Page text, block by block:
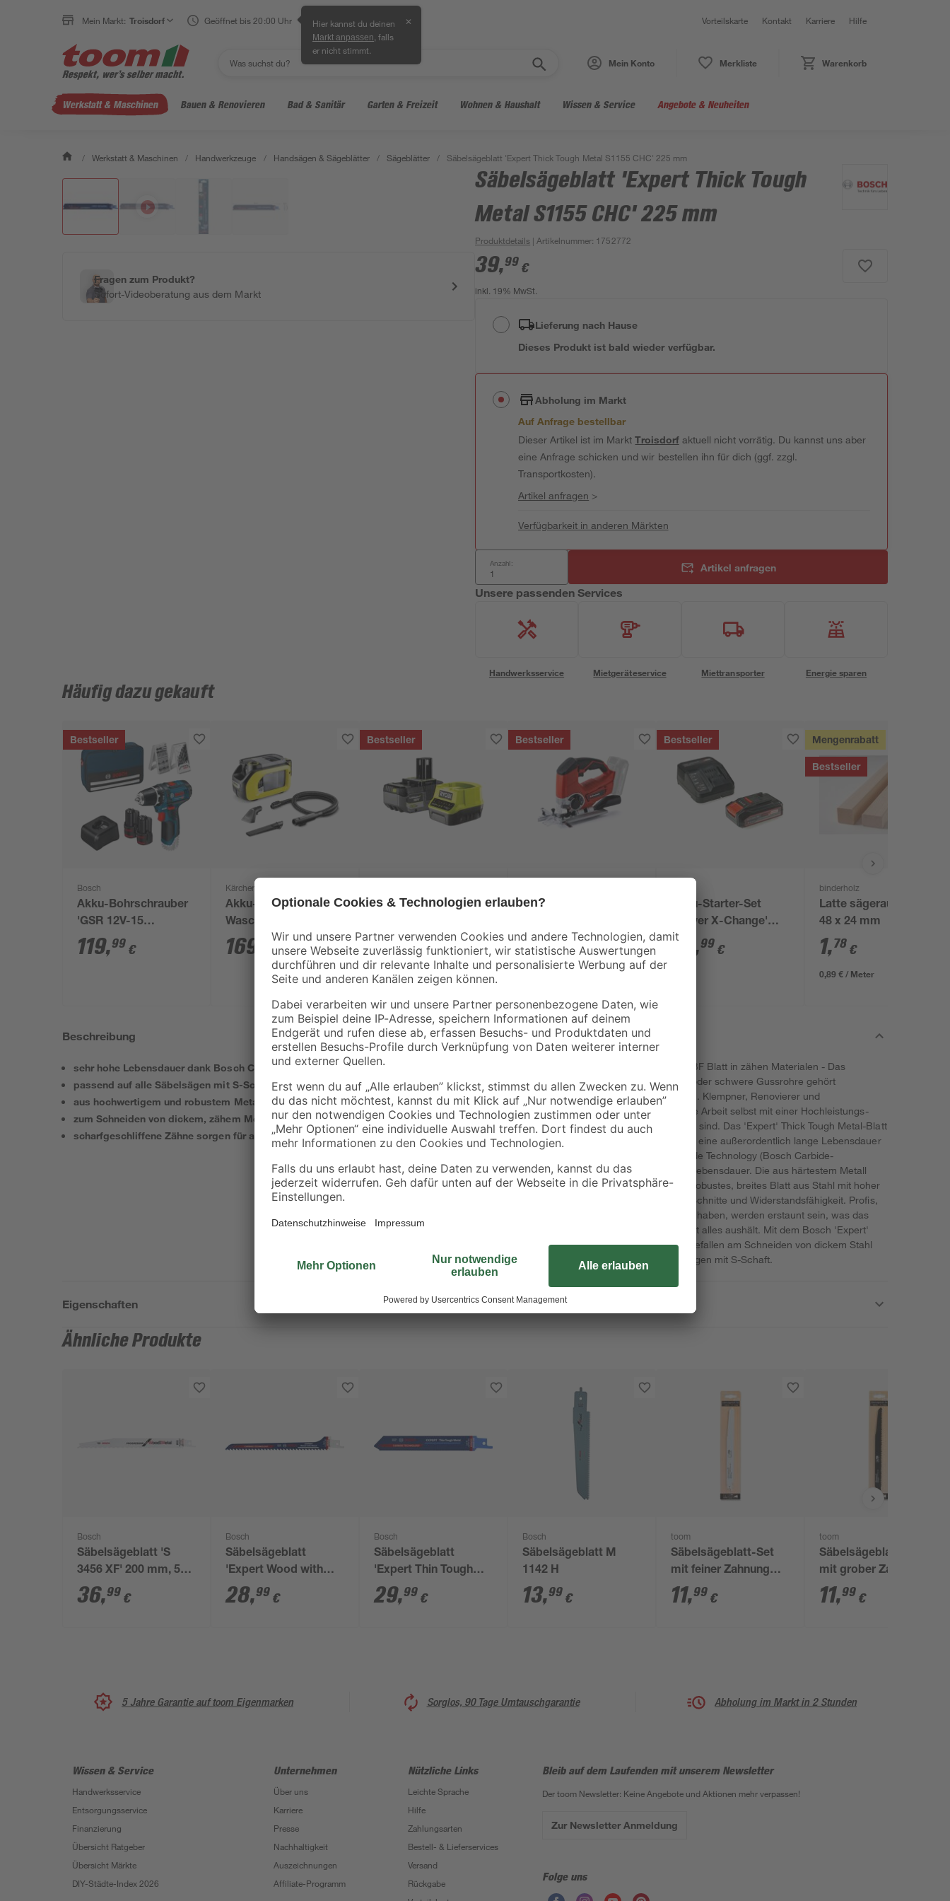
Mein Markt: Troisdorf Geöffnet bis 20:00 Uhr Hier kannst du deinen
Markt anpassen , falls
er nicht stimmt.
✕ Vorteilskarte Kontakt Karriere Hilfe
Mein Konto Merkliste Warenkorb
Werkstatt & Maschinen Bauen & Renovieren Bad & Sanitär Garten & Freizeit Wohnen & Haushalt Wissen & Service Angebote & Neuheiten
/ Werkstatt & Maschinen / Handwerkzeuge / Handsägen & Sägeblätter / Sägeblätter / Säbelsägeblatt 'Expert Thick Tough Metal S1155 CHC' 225 mm
Fragen zum Produkt?
Sofort-Videoberatung aus dem Markt
Säbelsägeblatt 'Expert Thick Tough
Metal S1155 CHC' 225 mm
Produktdetails | Artikelnummer: 1752772
39,99 €
inkl. 19% MwSt.
Lieferung nach Hause
Dieses Produkt ist bald wieder verfügbar.
Abholung im Markt
Auf Anfrage bestellbar
Dieser Artikel ist im MarktTroisdorfaktuell nicht vorrätig. Du kannst uns aber
eine Anfrage schicken und wir bestellen ihn für dich (ggf. zzgl.
Transportkosten).
Artikel anfragen >
Verfügbarkeit in anderen Märkten
Anzahl: Artikel anfragen
Unsere passenden Services
Handwerksservice Mietgeräteservice Miettransporter Energie sparen
Häufig dazu gekauft
Bestseller
Bosch
Akku-Bohrschrauber
'GSR 12V-15
Professional' mit 2
Akkus, Tasche und
119,99 €
Kärcher
Akku-
Waschsauger 'SE 3-
18 Compact' ohne
Akku und Ladegerät
169 99€
Bestseller
Akku-Starter-Set
150X' 18 V 5,0 Ah mit
Akku und Ladegerät
129,99€
Bestseller
Akku-Stichsäge 'TE-
ohne Akku und
Ladegerät
59,99€
Bestseller
Akku-Starter-Set
'Power X-Change'
Ladegerät und Akku
18 V 2,5 Ah
29 ,99 €
Mengenrabatt
Bestseller
binderholz
Latte sägerau 2000 x
48 x 24 mm
1,78 €
0,89 € / Meter
Beschreibung
sehr hohe Lebensdauer dank Bosch Carbide Technology
passend auf alle Säbelsägen mit S-Schaft
aus hochwertigem und robustem Metall
zum Schneiden von dickem, zähem Metall wie Gusseisenrohr
scharfgeschliffene Zähne sorgen für ausrissfreie Schnitte
Hält bis zu 100-mal länger als ein Bosch S1122BF Blatt in zähen Materialen - Das
Schneiden durch dickes Metall wie Stahlprofile oder schwere Gussrohre gehört
wahrscheinlich nicht zu deinen Lieblingsarbeiten. Klempner, Renovierer und
Abbrucharbeiter wissen alle, dass für diese harte Arbeit selbst mit einer Hochleistungs-
Säbelsäge Schweiß und Muskelkraft erforderlich sind. Das 'Expert' Thick Tough Metal-Blatt
schneidet nicht nur dickes Metall, es bietet auch eine außerordentlich lange Lebensdauer
bei härtesten Einsätzen. Durch die Bosch Carbide Technology (Bosch Carbide-
Technologie) hat das Blatt eine herausragende Lebensdauer. Die aus härtestem Metall
bestehenden Zähne werden auf ein besonders robustes, breites Blatt aus Stahl mit hoher
Materialstärke geschweißt – perfekt für gerade Schnitte und Widerstandsfähigkeit. Profis,
die noch nie ein Bosch Carbide-Blatt verwendet haben, werden erstaunt sein, was das
Bosch 'Expert' Thick Tough Metal-Säbelsägeblatt alles aushält. Mit dem Bosch 'Expert'
Thick Tough Metal Säbelsägeblatt könntest du Gefallen am Schneiden von dickem Stahl
und Gusseisen finden. Passend auf alle Säbelsägen mit S-Schaft.
Eigenschaften
Ähnliche Produkte
Bosch
Säbelsägeblatt 'S
3456 XF' 200 mm, 5
Stück
36,99 €
Bosch
Säbelsägeblatt
'Expert Wood with
Metal S715 LHM' 190
mm
28,99 €
Bosch
Säbelsägeblatt
'Expert Thin Tough
Metal S 922 EHM' 150
mm
29,99 €
Bosch
Säbelsägeblatt M
1142 H
13,99 €
toom
Säbelsägeblatt-Set
mit feiner Zahnung
228 mm 3-teilig
11,99 €
toom
Säbelsägeblatt-Set
mit grober Zahnung
3-teilig
11,99 €
5 Jahre Garantie auf toom Eigenmarken Sorglos, 90 Tage Umtauschgarantie Abholung im Markt in 2 Stunden
Wissen & Service
Handwerksservice
Entsorgungsservice
Finanzierung
Übersicht Ratgeber
Übersicht Märkte
DIY-Städte-Index 2026
Unternehmen
Über uns
Karriere
Presse
Nachhaltigkeit
Auszeichnungen
Affiliate-Programm
Nützliche Links
Leichte Sprache
Hilfe
Zahlungsarten
Bestell- & Lieferservices
Versand
Rückgabe
Bleib auf dem Laufenden mit unserem Newsletter
Der toom Newsletter: Keine Angebote und Aktionen mehr verpassen!
Zur Newsletter Anmeldung
Folge uns